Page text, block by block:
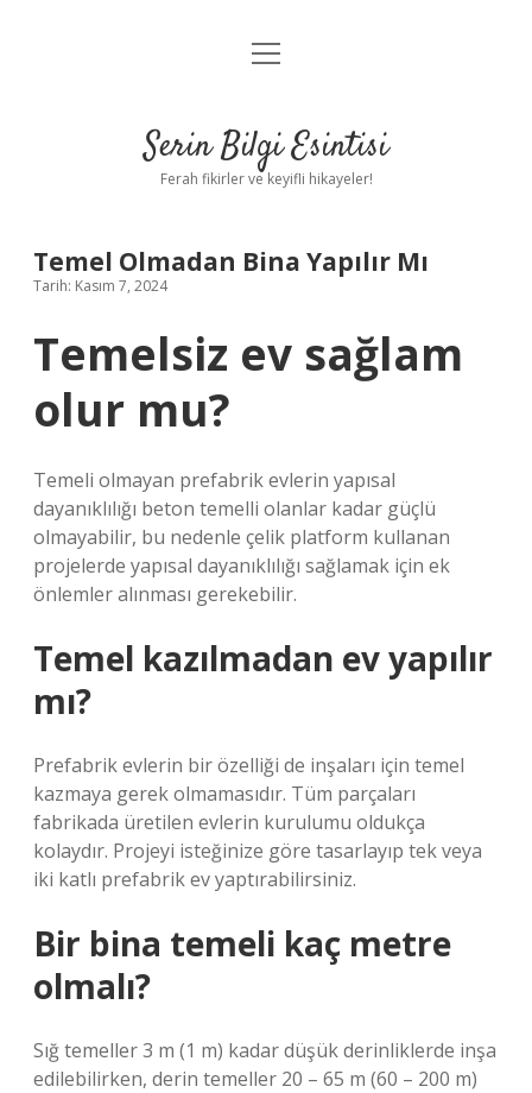
Anasayfa
Yasal Uyarı
menüyü
Serin Bilgi Esintisi
Ferah fikirler ve keyifli hikayeler!
Temel Olmadan Bina Yapılır Mı
Tarih: Kasım 7, 2024
Temelsiz ev sağlam
olur mu?
Temeli olmayan prefabrik evlerin yapısal
dayanıklılığı beton temelli olanlar kadar güçlü
olmayabilir, bu nedenle çelik platform kullanan
projelerde yapısal dayanıklılığı sağlamak için ek
önlemler alınması gerekebilir.
Temel kazılmadan ev yapılır
mı?
Prefabrik evlerin bir özelliği de inşaları için temel
kazmaya gerek olmamasıdır. Tüm parçaları
fabrikada üretilen evlerin kurulumu oldukça
kolaydır. Projeyi isteğinize göre tasarlayıp tek veya
iki katlı prefabrik ev yaptırabilirsiniz.
Bir bina temeli kaç metre
olmalı?
Sığ temeller 3 m (1 m) kadar düşük derinliklerde inşa
edilebilirken, derin temeller 20 – 65 m (60 – 200 m)